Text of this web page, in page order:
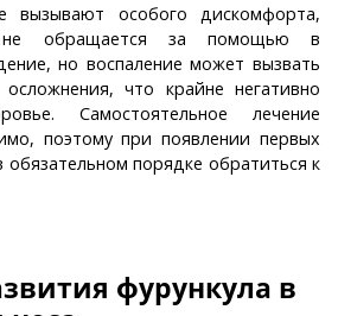
вызывают особого дискомфорта,
не обращается за помощью в
но воспаление может вызвать
что крайне негативно
Самостоятельное лечение
поэтому при появлении первых
порядке обратиться к
фурункула в